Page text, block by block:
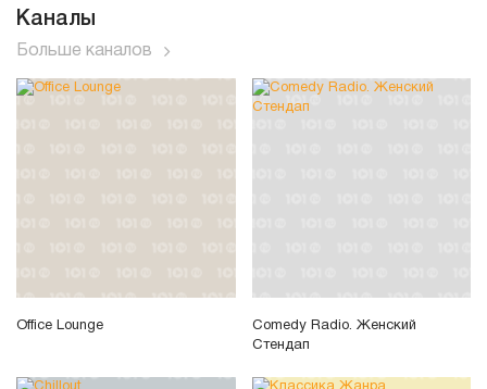
Каналы
Больше каналов
Office Lounge
Comedy Radio. Женский
Стендап